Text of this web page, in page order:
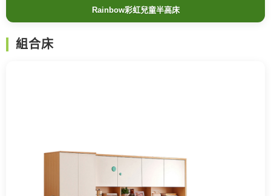
Rainbow彩虹兒童半高床
組合床